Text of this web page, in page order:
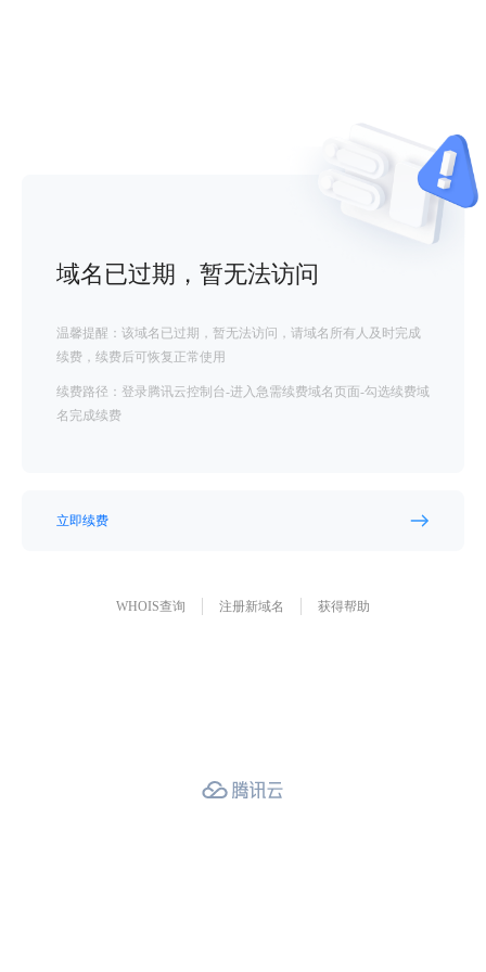
域名已过期，暂无法访问
温馨提醒：该域名已过期，暂无法访问，请域名所有人及时完成
续费，续费后可恢复正常使用
续费路径：登录腾讯云控制台-进入急需续费域名页面-勾选续费域
名完成续费
立即续费
WHOIS查询 注册新域名 获得帮助